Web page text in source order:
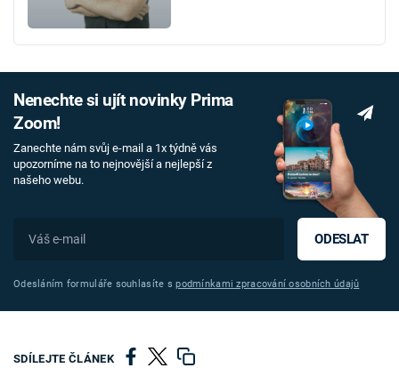
Nenechte si ujít novinky Prima
Zoom!
Zanechte nám svůj e-mail a 1x týdně vás
upozorníme na to nejnovější a nejlepší z
našeho webu.
ODESLAT
Odesláním formuláře souhlasíte spodmínkami zpracování osobních údajů
SDÍLEJTE ČLÁNEK